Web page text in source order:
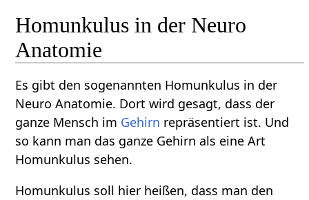
Homunkulus in der Neuro
Anatomie
Es gibt den sogenannten Homunkulus in der
Neuro Anatomie. Dort wird gesagt, dass der
ganze Mensch im Gehirn repräsentiert ist. Und
so kann man das ganze Gehirn als eine Art
Homunkulus sehen.
Homunkulus soll hier heißen, dass man den